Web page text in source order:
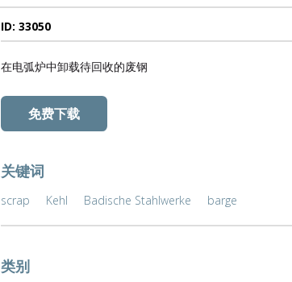
ID: 33050
在电弧炉中卸载待回收的废钢
免费下载
关键词
scrap Kehl Badische Stahlwerke barge
类别